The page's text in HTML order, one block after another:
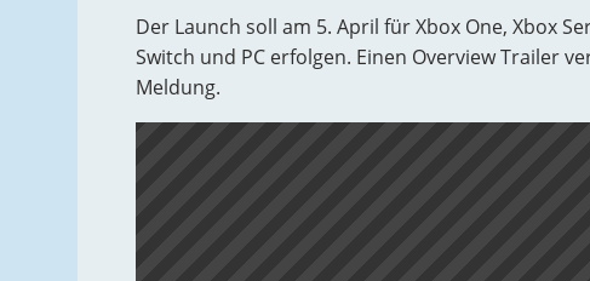
Der Launch soll am 5. April für Xbox One, Xbox
Switch und PC erfolgen. Einen Overview Trailer
Meldung.